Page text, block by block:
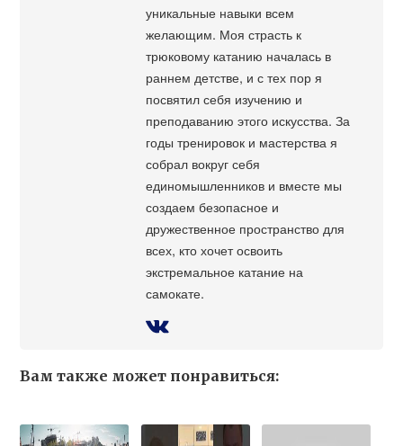
уникальные навыки всем
желающим. Моя страсть к
трюковому катанию началась в
раннем детстве, и с тех пор я
посвятил себя изучению и
преподаванию этого искусства. За
годы тренировок и мастерства я
собрал вокруг себя
единомышленников и вместе мы
создаем безопасное и
дружественное пространство для
всех, кто хочет освоить
экстремальное катание на
самокате.
Вам также может понравиться: